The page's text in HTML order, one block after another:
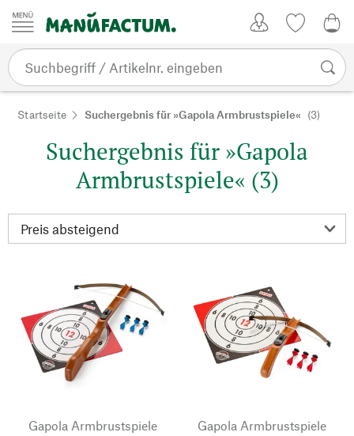
Zum Inhalt springen
Startseite Suchergebnis für »Gapola Armbrustspiele« (3)
Suchergebnis für »Gapola
Armbrustspiele« (3)
Gapola Armbrustspiele
Gapola Armbrustspiele